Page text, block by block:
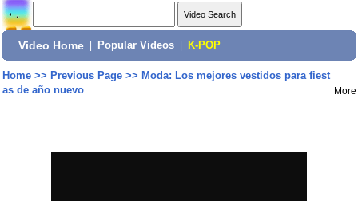
Video Home Popular Videos K-POP
Home>> Previous Page>> Moda: Los mejores vestidos para fiest
as de año nuevo
More